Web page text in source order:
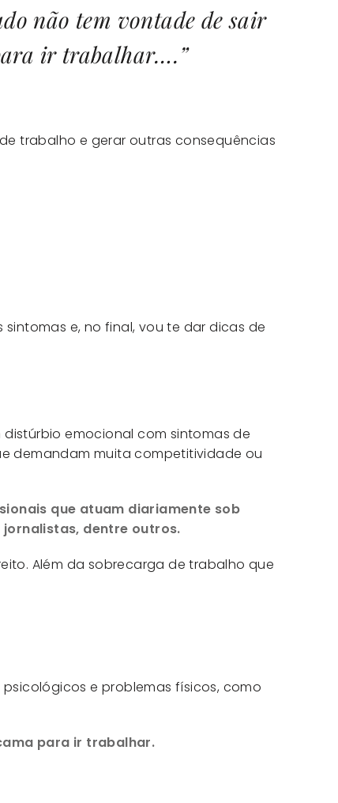
não tem vontade de sair
ir trabalhar….”
trabalho e gerar outras consequências
e, no final, vou te dar dicas de
distúrbio emocional com sintomas de
demandam muita competitividade ou
que atuam diariamente sob
dentre outros.
Além da sobrecarga de trabalho que
psicológicos e problemas físicos, como
para ir trabalhar.